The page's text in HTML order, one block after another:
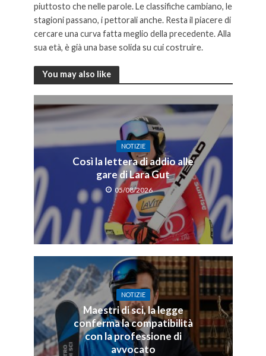
piuttosto che nelle parole. Le classifiche cambiano, le
stagioni passano, i pettorali anche. Resta il piacere di
cercare una curva fatta meglio della precedente. Alla
sua età, è già una base solida su cui costruire.
You may also like
NOTIZIE
Così la lettera di addio alle
gare di Lara Gut
05/08/2026
NOTIZIE
Maestri di sci, la legge
conferma la compatibilità
con la professione di
avvocato